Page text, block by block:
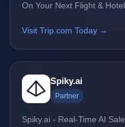
On Your Next Flight &
Visit Trip.com Today →
Spiky.ai
Partner
Spiky.ai - Real-Time AI